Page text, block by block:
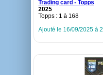
Trading card - Topps
2025
Topps : 1 à 168
Ajouté le 16/09/2025 à